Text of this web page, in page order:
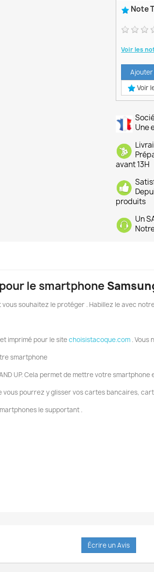
Note
Voir les
Ajouter
Voir
Une
avant 13H
produits
Un
le smartphone
vous souhaitez le protéger . Habillez le avec
imprimé pour le sitechoisistacoque.com . Vous
smartphone
UP. Cela permet de mettre votre
pourrez y glisser vos cartes bancaires,
le supportant .
Écrire un Avis